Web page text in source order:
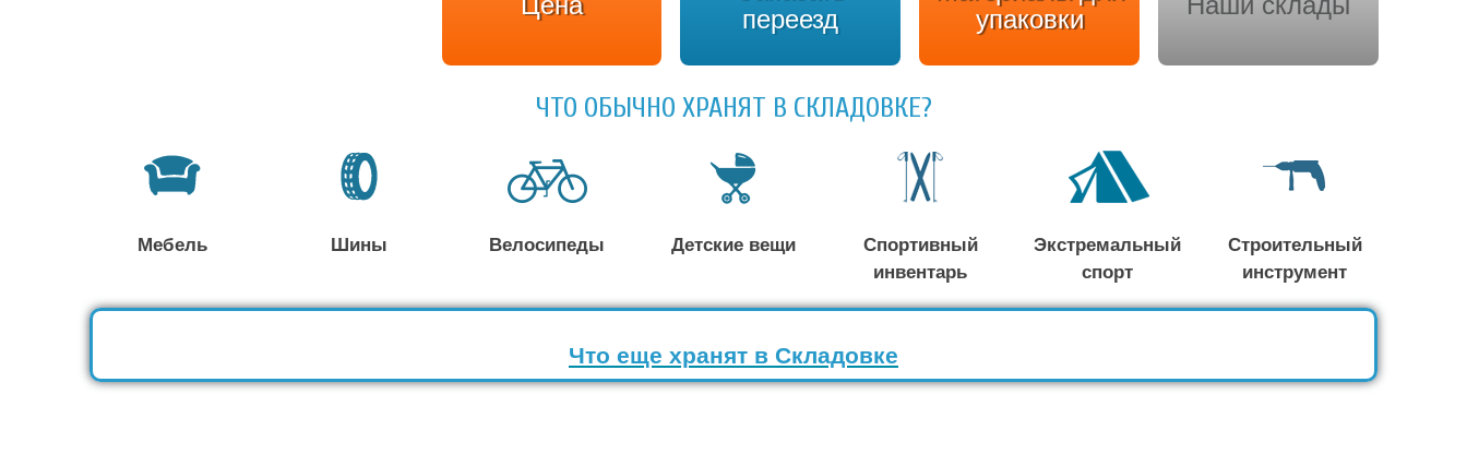
переезд
упаковки
ЧТО ОБЫЧНО ХРАНЯТ В СКЛАДОВКЕ?
Мебель Шины Велосипеды Детские вещи
Спортивный
инвентарь
Экстремальный
спорт
Строительный
инструмент
Что еще хранят в Складовке